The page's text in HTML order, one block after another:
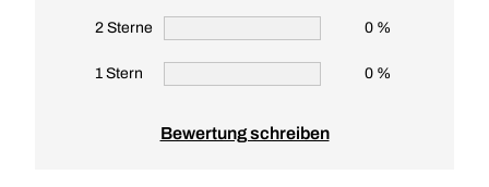
2 Sterne 0 %
1 Stern 0 %
Bewertung schreiben